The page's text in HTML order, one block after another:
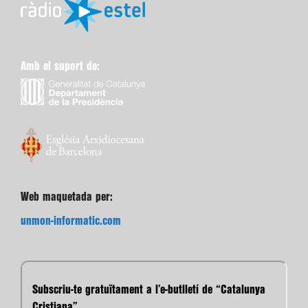
Amb el suport de:
Web maquetada per:
unmon-informatic.com
Subscriu-te gratuïtament a l’e-butlletí de “Catalunya